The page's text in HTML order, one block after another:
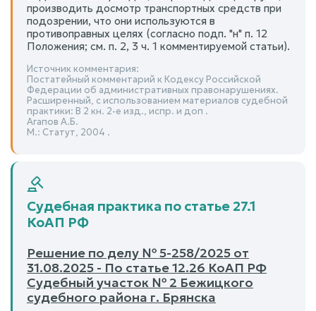
производить досмотр транспортных средств при
подозрении, что они используются в
противоправных целях (согласно подп. "н" п. 12
Положения; см. п. 2, 3 ч. 1 комментируемой статьи).
Источник комментария:
Постатейный комментарий к Кодексу Российской
Федерации об административных правонарушениях.
Расширенный, с использованием материалов судебной
практики: В 2 кн. 2-е изд., испр. и доп .
Агапов А.Б.
М.: Статут, 2004 .
Судебная практика по статье 27.1
КоАП РФ
Решение по делу № 5-258/2025 от
31.08.2025 - По статье 12.26 КоАП РФ
Судебный участок № 2 Бежицкого
судебного района г. Брянска